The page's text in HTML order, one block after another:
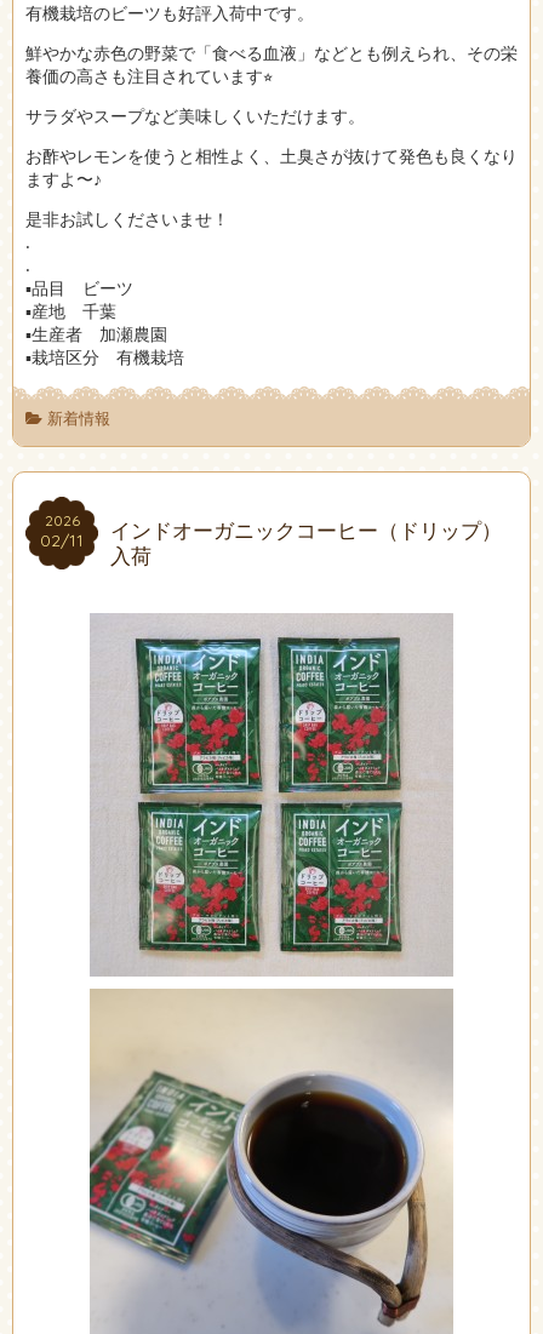
有機栽培のビーツも好評入荷中です。
鮮やかな赤色の野菜で「食べる血液」などとも例えられ、その栄
養価の高さも注目されています⭐︎
サラダやスープなど美味しくいただけます。
お酢やレモンを使うと相性よく、土臭さが抜けて発色も良くなり
ますよ〜♪
是非お試しくださいませ！
.
.
▪︎品目 ビーツ
▪︎産地 千葉
▪︎生産者 加瀬農園
▪︎栽培区分 有機栽培
新着情報
2026
02/11
2026
02/11
インドオーガニックコーヒー（ドリップ）
入荷